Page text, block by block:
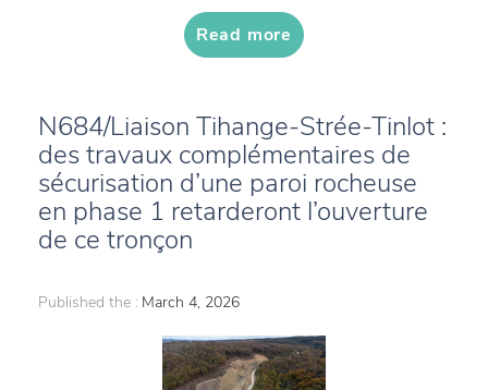
Read more
N684/Liaison Tihange-Strée-Tinlot :
des travaux complémentaires de
sécurisation d’une paroi rocheuse
en phase 1 retarderont l’ouverture
de ce tronçon
Published the : March 4, 2026